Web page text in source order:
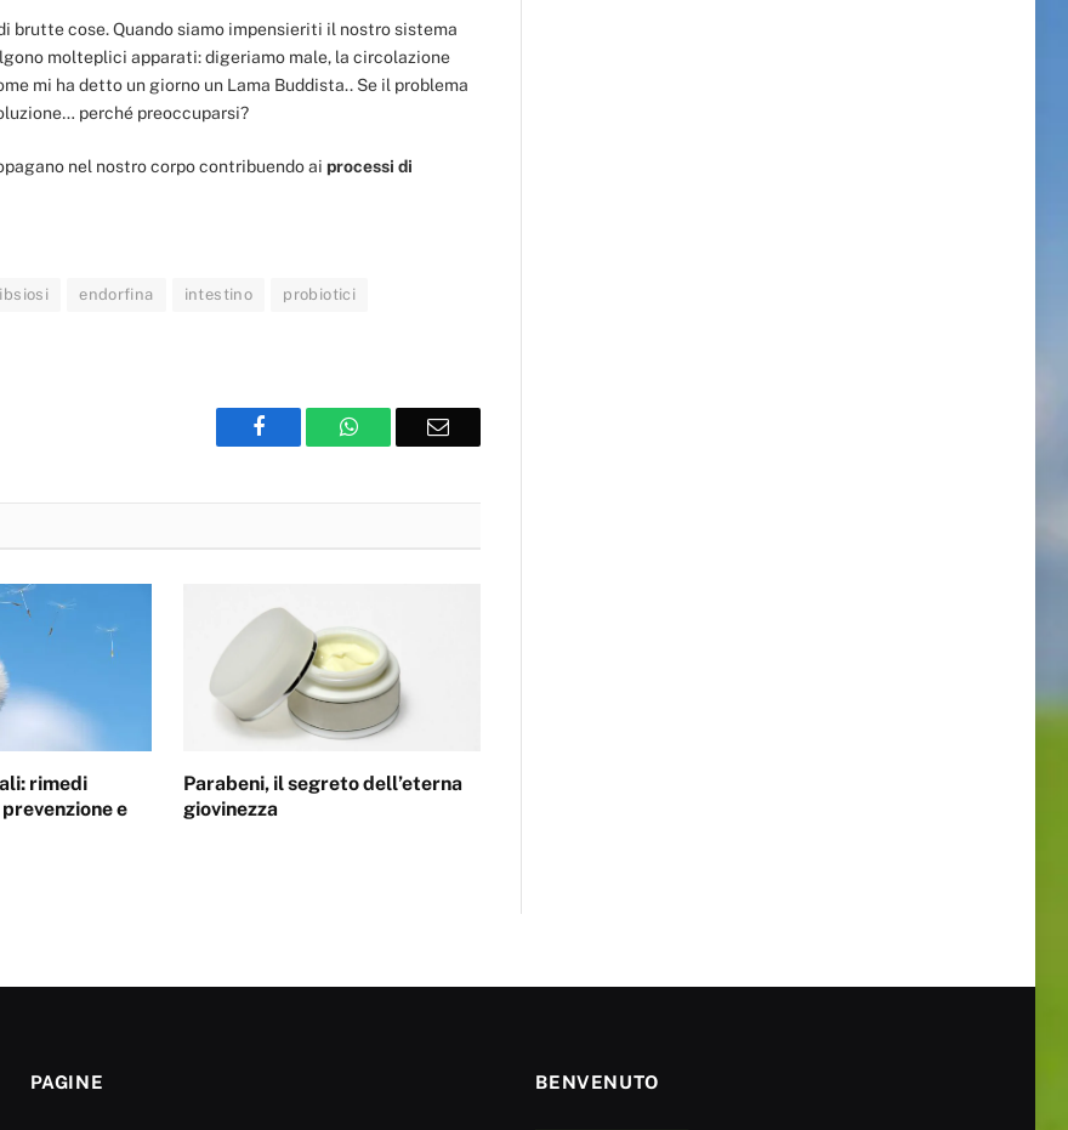
brutte cose. Quando siamo impensieriti il nostro sistema
molteplici apparati: digeriamo male, la circolazione
mi ha detto un giorno un Lama Buddista.. Se il problema
perché preoccuparsi?
nel nostro corpo contribuendo ai processi di
endorfina intestino probiotici
Facebook WhatsAppEmail
rimedi
e
Parabeni, il segreto dell’eterna
giovinezza
PAGINE BENVENUTO